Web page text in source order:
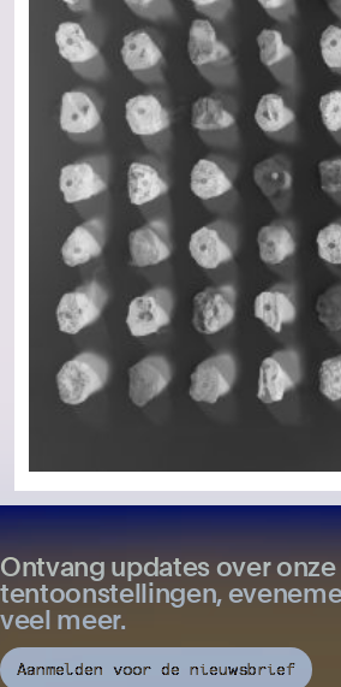
Ontvang updates over onze
tentoonstellingen,
veel meer.
Aanmelden voor de nieuwsbrief